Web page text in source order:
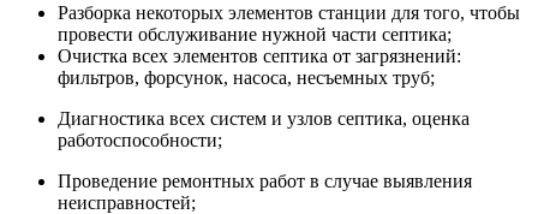
Разборка некоторых элементов станции для того, чтобы
провести обслуживание нужной части септика;
Очистка всех элементов септика от загрязнений:
фильтров, форсунок, насоса, несъемных труб;
Диагностика всех систем и узлов септика, оценка
работоспособности;
Проведение ремонтных работ в случае выявления
неисправностей;